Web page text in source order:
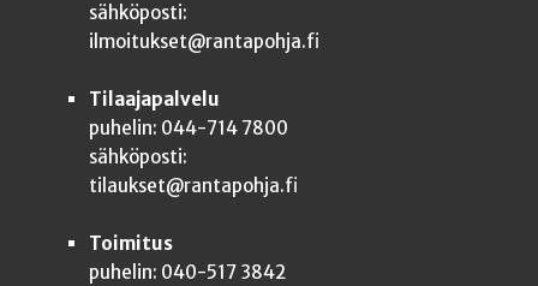
sähköposti:
ilmoitukset@rantapohja.fi
Tilaajapalvelu
puhelin: 044-714 7800
sähköposti:
tilaukset@rantapohja.fi
Toimitus
puhelin: 040-517 3842